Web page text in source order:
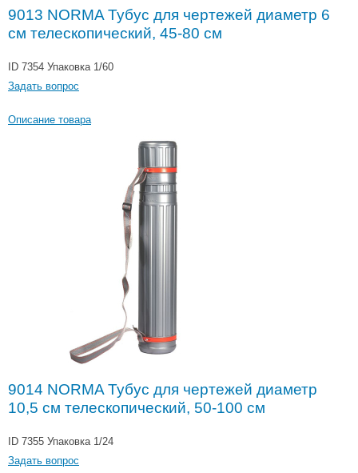
9013 NORMA Тубус для чертежей диаметр 6
см телескопический, 45-80 см
ID 7354 Упаковка 1/60
Задать вопрос
Описание товара
9014 NORMA Тубус для чертежей диаметр
10,5 см телескопический, 50-100 см
ID 7355 Упаковка 1/24
Задать вопрос